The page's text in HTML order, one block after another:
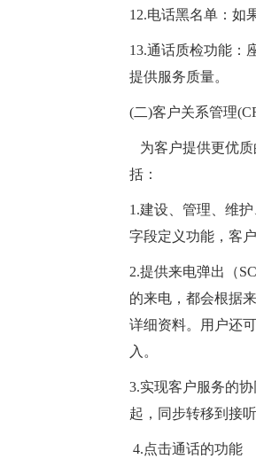
12.电话黑名单：如
13.通话质检功能：
提供服务质量。
(二)客户关系管理
为客户提供更优质
括：
1.建设、管理、维
字段定义功能，客
2.提供来电弹出（
的来电，都会根据
详细资料。用户还
入。
3.实现客户服务的
起，同步转移到接
4.点击通话的功能